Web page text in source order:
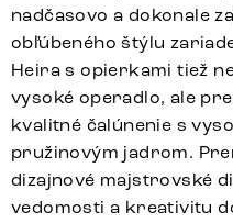
nadčasovo a dokonale
obľúbeného štýlu
Heira s opierkami tiež
vysoké operadlo, ale
kvalitné čalúnenie s
pružinovým jadrom.
dizajnové majstrovské
vedomosti a kreativitu